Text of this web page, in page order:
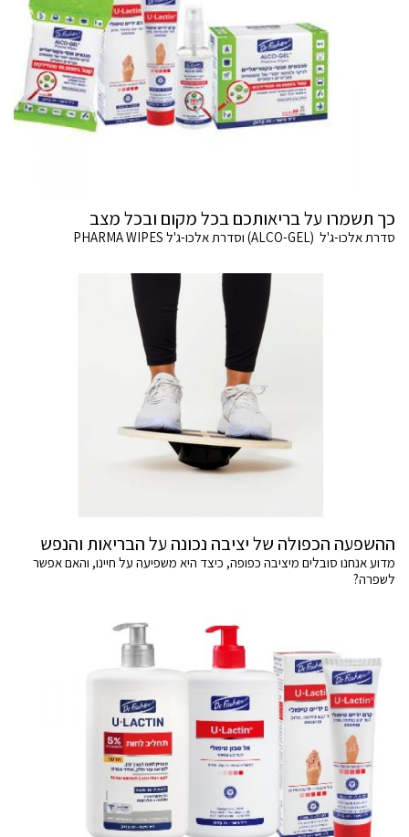
כך תשמרו על בריאותכם בכל מקום ובכל מצב
סדרת אלכו-ג'ל (ALCO-GEL) וסדרת אלכו-ג'ל PHARMA WIPES
ההשפעה הכפולה של יציבה נכונה על הבריאות והנפש
מדוע אנחנו סובלים מיציבה כפופה, כיצד היא משפיעה על חיינו, והאם אפשר
לשפרה?